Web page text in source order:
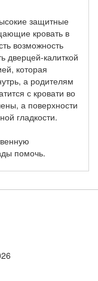
защитные
кровать в
возможность
дверцей-калиткой
которая
а родителям
с кровати во
а поверхности
гладкости.
помочь.